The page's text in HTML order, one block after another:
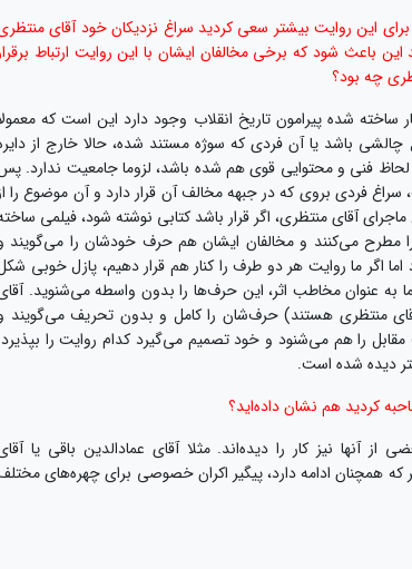
این روایت بیشتر سعی کردید سراغ نزدیکان خود آقای
باعث شود که برخی مخالفان ایشان با این روایت ارتباط
چه بود؟
ساخته شده پیرامون تاریخ انقلاب وجود دارد این است که
باشد یا آن فردی که سوژه مستند شده، حالا خارج از
فنی و محتوایی قوی هم شده باشد، لزوما جامعیت ندارد.
سراغ فردی بروی که در جبهه مخالف آن قرار دارد و آن موضوع را
آقای منتظری، اگر قرار باشد کتابی نوشته شود، فیلمی
مطرح می‌کنند و مخالفان ایشان هم حرف خودشان را می‌گویند
اگر ما روایت هر دو طرف را کنار هم قرار دهیم، پازل خوبی
عنوان مخاطب اثر، این حرف‌ها را بدون واسطه می‌شنوید.
منتظری هستند) حرف‌شان را کامل و بدون تحریف می‌گویند
را هم می‌شنود و خود تصمیم می‌گیرد کدام روایت را
دیده شده است.
کردید هم نشان داده‌اید؟
آنها نیز کار را دیده‌اند. مثلا آقای عمادالدین باقی یا
که همچنان ادامه دارد، پیگیر اکران خصوصی برای چهره‌های